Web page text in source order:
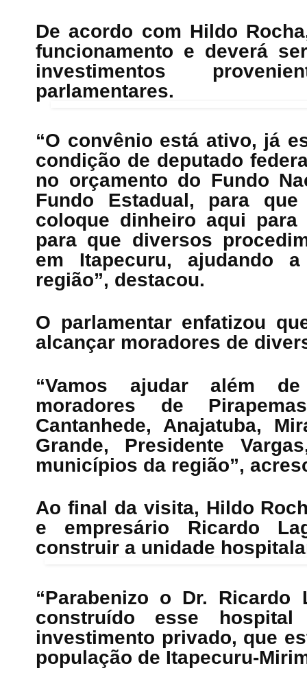
De acordo com Hildo
funcionamento e deverá
investimentos
parlamentares.
“O convênio está ativo, já
condição de deputado
no orçamento do Fundo
Fundo Estadual, para
coloque dinheiro aqui
para que diversos
em Itapecuru, ajudando
região”, destacou.
O parlamentar enfatizou
alcançar moradores de
“Vamos ajudar além
moradores de
Cantanhede, Anajatuba,
Grande, Presidente
municípios da região”,
Ao final da visita, Hildo
e empresário Ricardo
construir a unidade
“Parabenizo o Dr.
construído esse
investimento privado, que
população de Itapecuru-